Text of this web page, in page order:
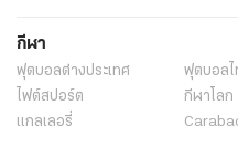
กีฬา
ฟุตบอลต่่างประเทศ ฟุตบอลไ
ไฟต์สปอร์ต
กีฬาโลก
แกลเลอรี่